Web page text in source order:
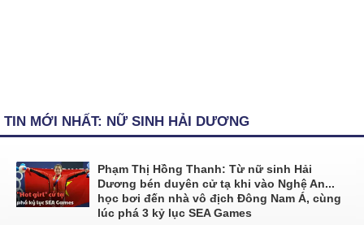
TIN MỚI NHẤT: NỮ SINH HẢI DƯƠNG
Phạm Thị Hồng Thanh: Từ nữ sinh Hải
Dương bén duyên cử tạ khi vào Nghệ An...
học bơi đến nhà vô địch Đông Nam Á, cùng
lúc phá 3 kỷ lục SEA Games